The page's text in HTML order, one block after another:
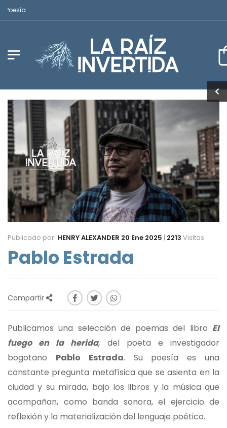
Publicado por: HENRY ALEXANDER 20 Ene 2025 | 2213 Visitas
Pablo Estrada
Compartir
Publicamos una selección de poemas del libro El
fuego en la herida, del poeta e investigador
bogotano Pablo Estrada. Su poesía es una
constante pregunta metafísica que se asienta en la
ciudad y su mirada, bajo los libros y la música que
acompañan, como banda sonora, el ejercicio de
reflexión y la materialización del lenguaje poético.